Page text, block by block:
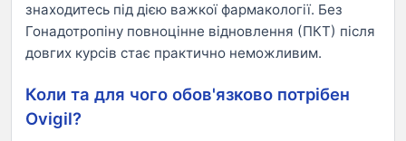
знаходитесь під дією важкої фармакології. Без
Гонадотропіну повноцінне відновлення (ПКТ) після
довгих курсів стає практично неможливим.
Коли та для чого обов'язково потрібен
Ovigil?